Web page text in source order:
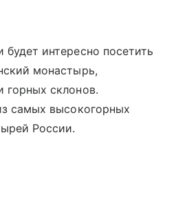
интересно посетить
монастырь,
горных склонов.
самых высокогорных
России.